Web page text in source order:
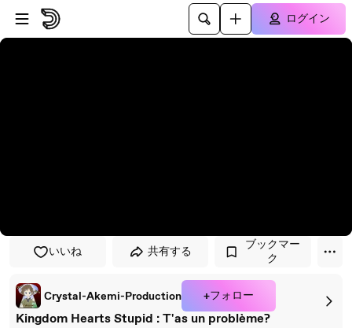
プレイヤーにスキップ
メインコンテンツにスキップ
ログイン
いいね 共有する
ブックマー
ク
Crystal-Akemi-Production +フォロー
Kingdom Hearts Stupid : T'as un problème?